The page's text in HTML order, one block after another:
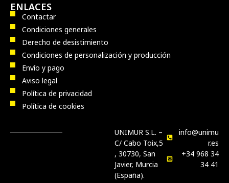
ENLACES
Contactar
Condiciones generales
Derecho de desistimiento
Condiciones de personalización y producción
Envío y pago
Aviso legal
Política de privacidad
Política de cookies
UNIMUR S.L. –
C/ Cabo Toix,5
, 30730, San
Javier, Murcia
(España).
info@unimu
r.es
+34 968 34
34 41